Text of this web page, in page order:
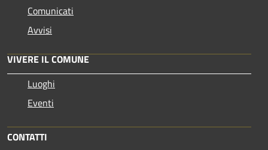
Comunicati
Avvisi
VIVERE IL COMUNE
Luoghi
Eventi
CONTATTI